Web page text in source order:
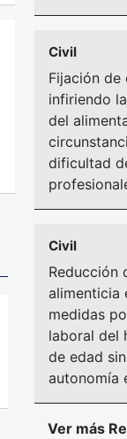
Civil
Fijación de
infiriendo
del
dificultad
Civil
Reducción
alimenticia
medidas
laboral del
de edad
autonomía
Ver más